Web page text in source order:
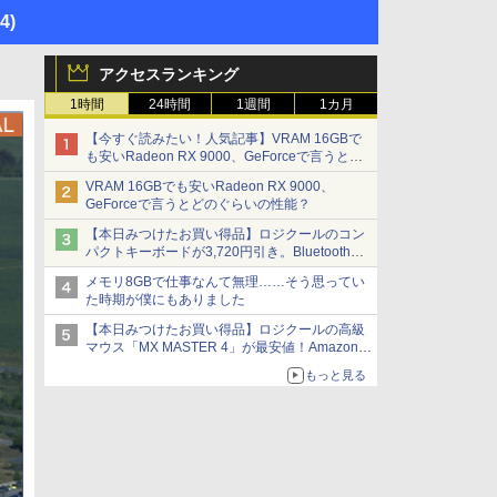
アクセスランキング
1時間 24時間 1週間 1カ月
【今すぐ読みたい！人気記事】VRAM 16GBで
も安いRadeon RX 9000、GeForceで言うとど
のぐらいの性能？ - PC Watch
VRAM 16GBでも安いRadeon RX 9000、
GeForceで言うとどのぐらいの性能？
【本日みつけたお買い得品】ロジクールのコン
パクトキーボードが3,720円引き。Bluetoothで3
台接続対応
メモリ8GBで仕事なんて無理……そう思ってい
た時期が僕にもありました
【本日みつけたお買い得品】ロジクールの高級
マウス「MX MASTER 4」が最安値！Amazonで
もっと見る